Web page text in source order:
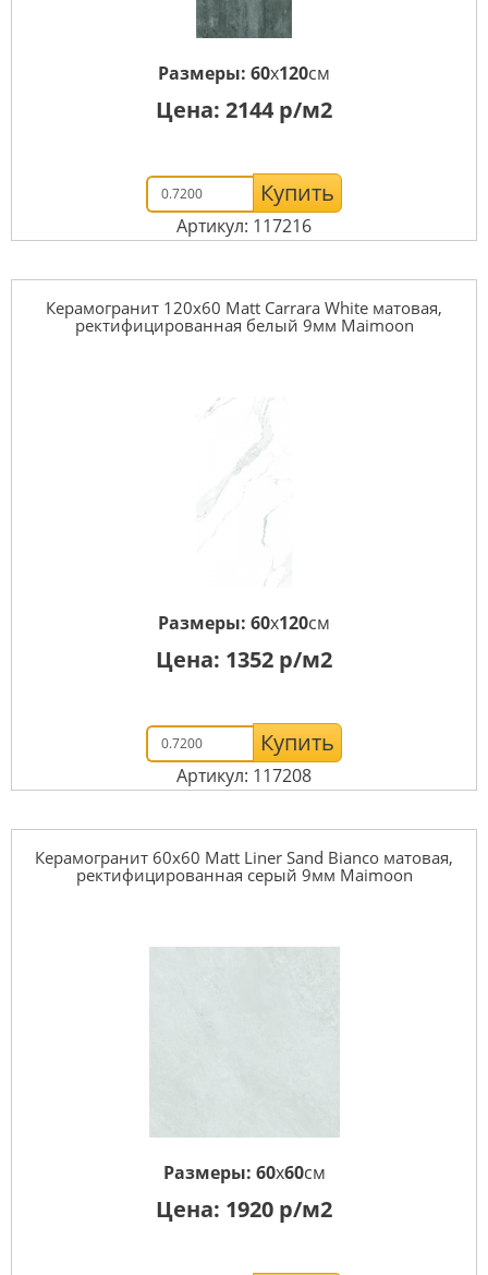
Размеры: 60x120см
Цена: 2144 р/м2
Купить
Артикул: 117216
Керамогранит 120x60 Matt Carrara White матовая,
ректифицированная белый 9мм Maimoon
Размеры: 60x120см
Цена: 1352 р/м2
Купить
Артикул: 117208
Керамогранит 60x60 Matt Liner Sand Bianco матовая,
ректифицированная серый 9мм Maimoon
Размеры: 60x60см
Цена: 1920 р/м2